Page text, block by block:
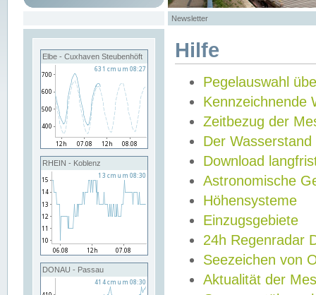
Newsletter
Elbe - Cuxhaven Steubenhöft
RHEIN - Koblenz
DONAU - Passau
Hilfe
Pegelauswahl
Kennzeichnende
Zeitbezug der
Der Wasserstand
Download
Astronomische
Höhensysteme
Einzugsgebiete
24h Regenradar
Seezeichen von
Aktualität der